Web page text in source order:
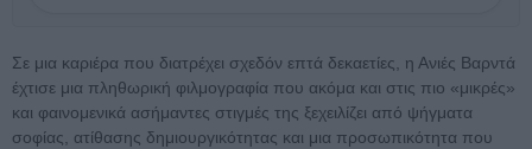
Σε μια καριέρα που διατρέχει σχεδόν επτά δεκαετίες, η Ανιές Βαρντά
έχτισε μια πληθωρική φιλμογραφία που ακόμα και στις πιο «μικρές»
και φαινομενικά ασήμαντες στιγμές της ξεχειλίζει από ψήγματα
σοφίας, ατίθασης δημιουργικότητας και μια προσωπικότητα που